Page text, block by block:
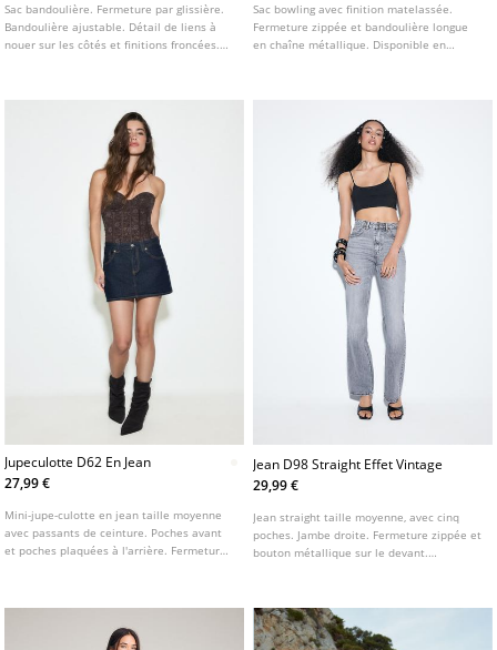
Sac bandoulière. Fermeture par glissière.
Bandoulière ajustable. Détail de liens à
nouer sur les côtés et finitions froncées.
Sac bowling avec finition matelassée.
Fermeture zippée et bandoulière longue
en chaîne métallique. Disponible en
Jupeculotte D62 En Jean
27,99 €
Mini-jupe-culotte en jean taille moyenne
avec passants de ceinture. Poches avant
et poches plaquées à l'arrière. Fermeture
Jean D98 Straight Effet Vintage
29,99 €
Jean straight taille moyenne, avec cinq
poches. Jambe droite. Fermeture zippée et
bouton métallique sur le devant.
Comfort